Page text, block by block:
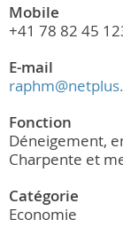
Mobile
+41 78 82 45
E-mail
Fonction
Déneigement,
Charpente et
Catégorie
Economie